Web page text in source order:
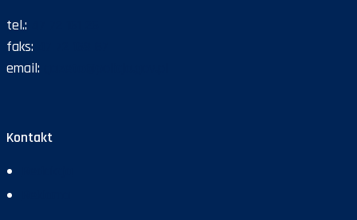
tel.:
faks:
email:
Kontakt